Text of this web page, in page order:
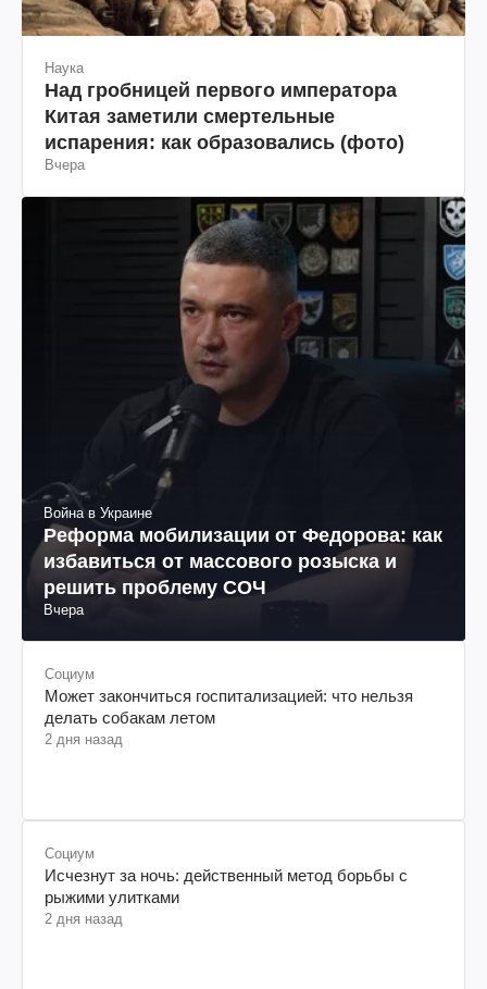
Наука
Над гробницей первого императора
Китая заметили смертельные
испарения: как образовались (фото)
Вчера
Война в Украине
Реформа мобилизации от Федорова: как
избавиться от массового розыска и
решить проблему СОЧ
Вчера
Социум
Может закончиться госпитализацией: что нельзя
делать собакам летом
2 дня назад
Социум
Исчезнут за ночь: действенный метод борьбы с
рыжими улитками
2 дня назад